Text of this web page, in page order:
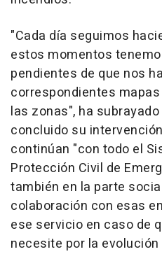
"Cada día seguimos
estos momentos
pendientes de que nos
correspondientes
las zonas", ha
concluido su
continúan "con todo el
Protección Civil de
también en la parte
colaboración con esas
ese servicio en caso de
necesite por la